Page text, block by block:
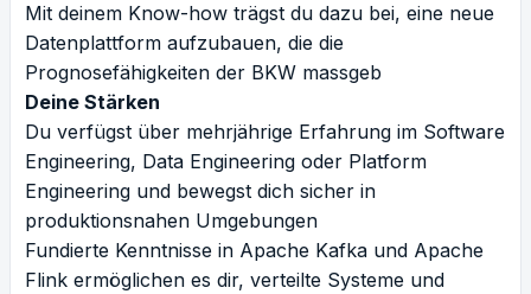
Mit deinem Know-how trägst du dazu bei, eine neue
Datenplattform aufzubauen, die die
Prognosefähigkeiten der BKW massgeb
Deine Stärken
Du verfügst über mehrjährige Erfahrung im Software
Engineering, Data Engineering oder Platform
Engineering und bewegst dich sicher in
produktionsnahen Umgebungen
Fundierte Kenntnisse in Apache Kafka und Apache
Flink ermöglichen es dir, verteilte Systeme und